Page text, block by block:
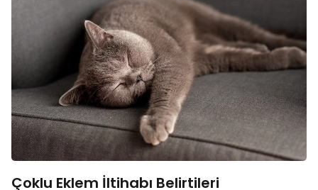
Çoklu Eklem İltihabı Belirtileri